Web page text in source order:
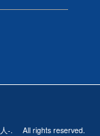
-. All rights reserved.